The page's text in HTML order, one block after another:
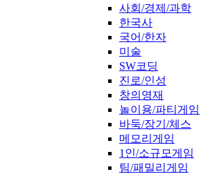
사회/경제/과학
한국사
국어/한자
미술
SW코딩
진로/인성
창의영재
놀이용/파티게임
바둑/장기/체스
메모리게임
1인/소규모게임
팀/패밀리게임